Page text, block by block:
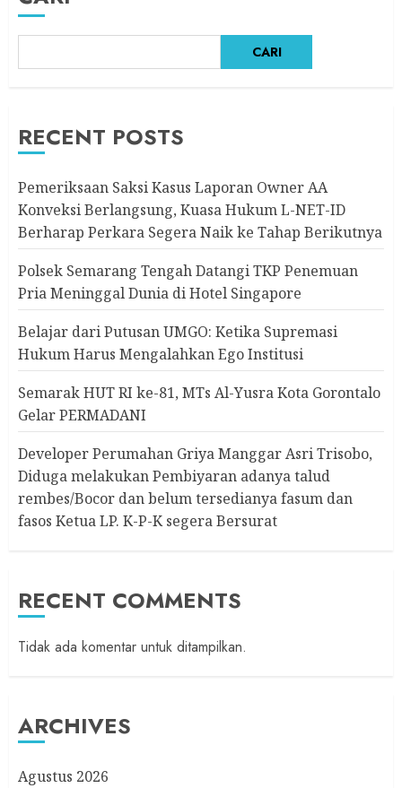
CARI
RECENT POSTS
Pemeriksaan Saksi Kasus Laporan Owner AA
Konveksi Berlangsung, Kuasa Hukum L-NET-ID
Berharap Perkara Segera Naik ke Tahap Berikutnya
Polsek Semarang Tengah Datangi TKP Penemuan
Pria Meninggal Dunia di Hotel Singapore
Belajar dari Putusan UMGO: Ketika Supremasi
Hukum Harus Mengalahkan Ego Institusi
Semarak HUT RI ke-81, MTs Al-Yusra Kota Gorontalo
Gelar PERMADANI
Developer Perumahan Griya Manggar Asri Trisobo,
Diduga melakukan Pembiyaran adanya talud
rembes/Bocor dan belum tersedianya fasum dan
fasos Ketua LP. K-P-K segera Bersurat
RECENT COMMENTS
Tidak ada komentar untuk ditampilkan.
ARCHIVES
Agustus 2026